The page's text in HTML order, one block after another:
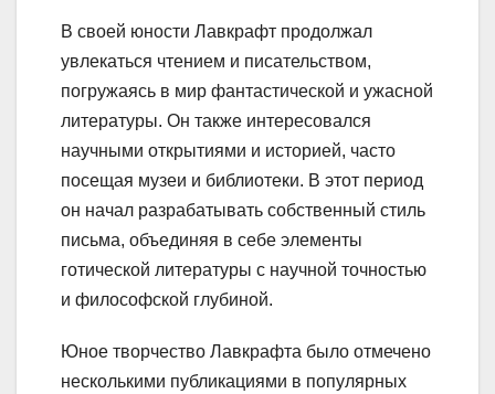
В своей юности Лавкрафт продолжал
увлекаться чтением и писательством,
погружаясь в мир фантастической и ужасной
литературы. Он также интересовался
научными открытиями и историей, часто
посещая музеи и библиотеки. В этот период
он начал разрабатывать собственный стиль
письма, объединяя в себе элементы
готической литературы с научной точностью
и философской глубиной.
Юное творчество Лавкрафта было отмечено
несколькими публикациями в популярных